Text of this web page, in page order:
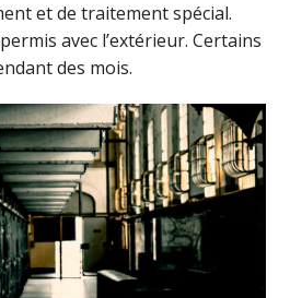
et de traitement spécial.
avec l’extérieur. Certains
des mois.